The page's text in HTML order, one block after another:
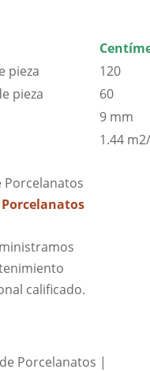
pieza
120
pieza
60
9 mm
1.44
Porcelanatos
calificado.
de Porcelanatos |